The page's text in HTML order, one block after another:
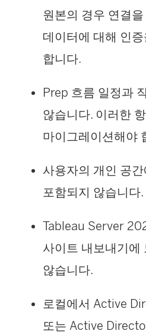
원본의 경우 연결
데이터에 대해 인
합니다.
Prep 흐름 일정과
않습니다. 이러한
마이그레이션해야
사용자의 개인 공
포함되지 않습니다.
Tableau Server
사이트 내보내기에
않습니다.
로컬에서 Active
또는 Active